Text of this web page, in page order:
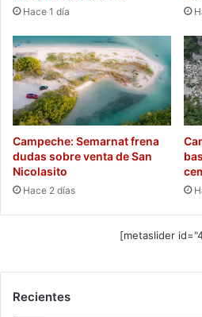
Hace 1 día
Campeche: Semarnat frena
dudas sobre venta de San
Nicolasito
Hace 2 días
[metaslider
Recientes